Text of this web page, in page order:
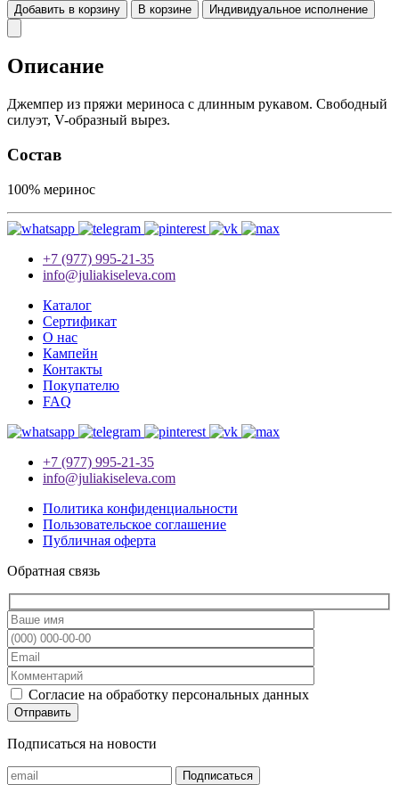
Добавить в корзину В корзине Индивидуальное исполнение
Описание
Джемпер из пряжи мериноса с длинным рукавом. Свободный
силуэт, V-образный вырез.
Состав
100% меринос
+7 (977) 995-21-35
info@juliakiseleva.com
Каталог
Сертификат
О нас
Кампейн
Контакты
Покупателю
FAQ
+7 (977) 995-21-35
info@juliakiseleva.com
Политика конфиденциальности
Пользовательское соглашение
Публичная оферта
Обратная связь
Согласие на обработку персональных данных
Подписаться на новости